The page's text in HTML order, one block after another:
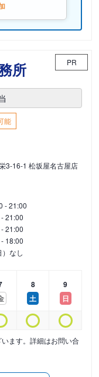
所 PR
能
3-16-1 松坂屋名古屋店
- 21:00
21:00
21:00
18:00
）なし
8
土
9
日
ます。詳細はお問い合